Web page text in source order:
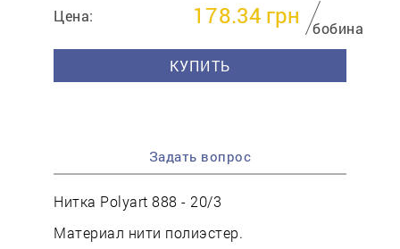
Цена: 178.34 грн
бобина
КУПИТЬ
Задать вопрос
Нитка Polyart 888 - 20/3
Материал нити полиэстер.